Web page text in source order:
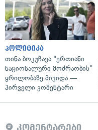
პოლიტიკა
თინა ბოკუჩავა "ერთიანი
ნაციონალური მოძრაობის"
ყრილობაზე მივიდა —
პირველი კომენტარი
კომენტარები